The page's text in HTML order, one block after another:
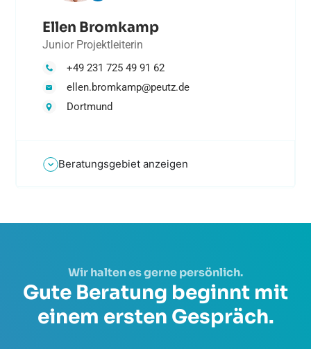
Ellen Bromkamp
Junior Projektleiterin
+49 231 725 49 91 62
ellen.bromkamp@peutz.de
Dortmund
Beratungsgebiet anzeigen
Wir halten es gerne persönlich.
Gute Beratung beginnt mit
einem ersten Gespräch.